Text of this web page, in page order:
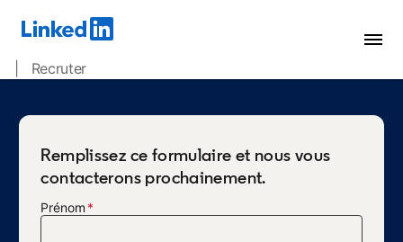
| Recruter
Remplissez ce formulaire et nous vous
contacterons prochainement.
Prénom